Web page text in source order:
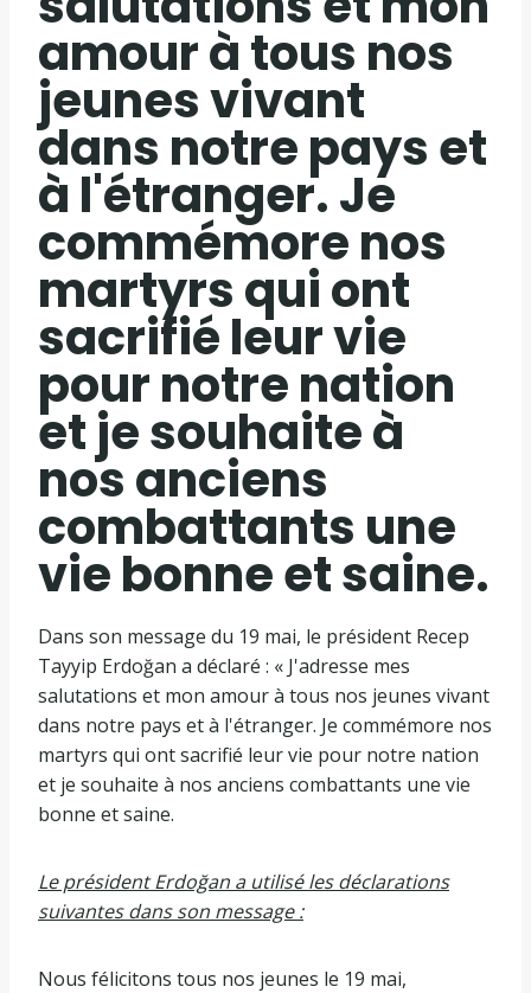
amour à tous nos
jeunes vivant
dans notre pays et
à l'étranger. Je
commémore nos
martyrs qui ont
sacrifié leur vie
pour notre nation
et je souhaite à
nos anciens
combattants une
vie bonne et saine.
Dans son message du 19 mai, le président Recep
Tayyip Erdoğan a déclaré : « J'adresse mes
salutations et mon amour à tous nos jeunes vivant
dans notre pays et à l'étranger. Je commémore nos
martyrs qui ont sacrifié leur vie pour notre nation
et je souhaite à nos anciens combattants une vie
bonne et saine.
Le président Erdoğan a utilisé les déclarations
suivantes dans son message :
Nous félicitons tous nos jeunes le 19 mai,